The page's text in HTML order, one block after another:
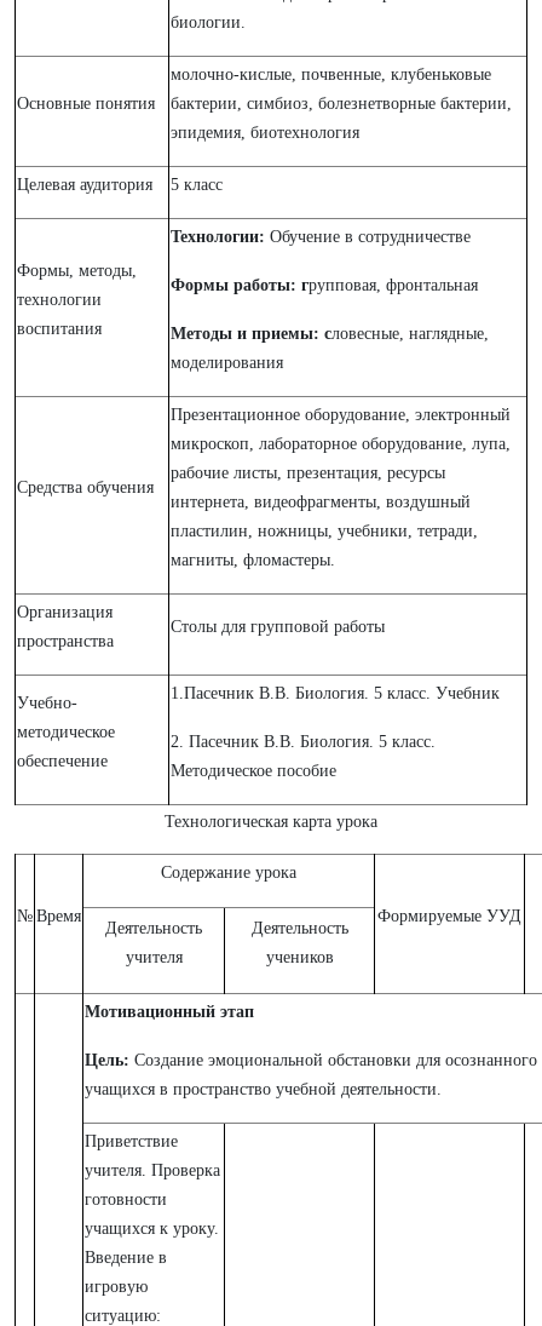
биологии.
Основные понятия
молочно-кислые, почвенные, клубеньковые
бактерии, симбиоз, болезнетворные бактерии,
эпидемия, биотехнология
Целевая аудитория 5 класс
Формы, методы,
технологии
воспитания
Технологии: Обучение в сотрудничестве
Формы работы: групповая, фронтальная
Методы и приемы: словесные, наглядные,
моделирования
Средства обучения
Презентационное оборудование, электронный
микроскоп, лабораторное оборудование, лупа,
рабочие листы, презентация, ресурсы
интернета, видеофрагменты, воздушный
пластилин, ножницы, учебники, тетради,
магниты, фломастеры.
Организация
пространства
Столы для групповой работы
Учебно-
методическое
обеспечение
1.Пасечник В.В. Биология. 5 класс. Учебник
2. Пасечник В.В. Биология. 5 класс.
Методическое пособие
Технологическая карта урока
№ Время
Содержание урока
Формируемые УУД
Деятельность
учителя
Деятельность
учеников
Мотивационный этап
Цель: Создание эмоциональной обстановки для
учащихся в пространство учебной деятельности.
Приветствие
учителя. Проверка
готовности
учащихся к уроку.
Введение в
игровую
ситуацию: